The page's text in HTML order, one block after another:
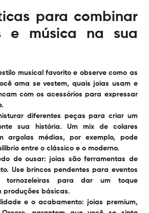
para combinar
e música na sua
musical favorito e observe como as
ama se vestem, quais joias usam e
com os acessórios para expressar
diferentes peças para criar um
sua história. Um mix de colares
argolas médias, por exemplo, pode
entre o clássico e o moderno.
de ousar: joias são ferramentas de
Use brincos pendentes para eventos
tornozeleiras para dar um toque
produções básicas.
e o acabamento: joias premium,